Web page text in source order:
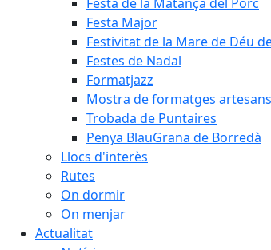
Festa Major
Festivitat de la Mare de Déu
Festes de Nadal
Formatjazz
Mostra de formatges
Trobada de Puntaires
Penya BlauGrana de Borredà
Llocs d'interès
Rutes
On dormir
On menjar
Actualitat